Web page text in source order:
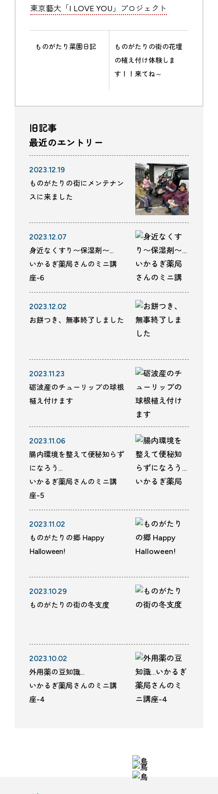
東京藝大「I LOVE YOU」プロジェクト
ものがたり菜園日記
ものがたりの街の花壇
の植え付け体験しま
す！！来てね～
旧記事
最近のエントリー
2023.12.19
ものがたりの街にメンテナン
スに来ました
2023.12.07
身近なくすり〜保湿剤〜…
いかるぎ薬局さんのミニ講
座-6
2023.12.02
お餅つき、無事終了しました
2023.11.23
砺波産のチューリップの球根
植え付けます
2023.11.06
腸内環境を整えて便秘知らず
になろう…
いかるぎ薬局さんのミニ講
座-5
2023.11.02
ものがたりの郷 Happy
Halloween!
2023.10.29
ものがたりの街の冬支度
2023.10.02
外用薬の豆知識…
いかるぎ薬局さんのミニ講
座-4